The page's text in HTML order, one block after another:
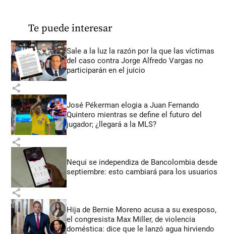
Te puede interesar
Sale a la luz la razón por la que las víctimas
del caso contra Jorge Alfredo Vargas no
participarán en el juicio
share
José Pékerman elogia a Juan Fernando
Quintero mientras se define el futuro del
jugador; ¿llegará a la MLS?
share
Nequi se independiza de Bancolombia desde
septiembre: esto cambiará para los usuarios
share
Hija de Bernie Moreno acusa a su exesposo,
el congresista Max Miller, de violencia
doméstica: dice que le lanzó agua hirviendo